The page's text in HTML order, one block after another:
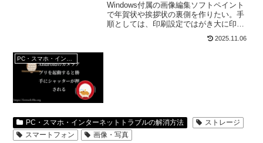
Windows付属の画像編集ソフトペイント
で年賀状や挨拶状の裏側を作りたい。手
順としては、印刷設定ではがき大に印刷
画面を選び、さらに作成画面のピクルス
数の設定を行う。さらに、編集がしやす
2025.11.06
PC・スマホ・インターネットトラブルの解消方法
PC・スマホ・インターネットトラブルの解消方法
ストレージ
スマートフォン
画像・写真